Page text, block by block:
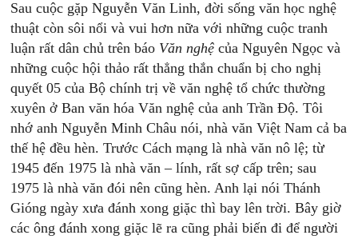
Sau cuộc gặp Nguyễn Văn Linh, đời sống văn học nghệ
thuật còn sôi nổi và vui hơn nữa với những cuộc tranh
luận rất dân chủ trên báo Văn nghệ của Nguyên Ngọc và
những cuộc hội thảo rất thẳng thắn chuẩn bị cho nghị
quyết 05 của Bộ chính trị về văn nghệ tổ chức thường
xuyên ở Ban văn hóa Văn nghệ của anh Trần Độ. Tôi
nhớ anh Nguyễn Minh Châu nói, nhà văn Việt Nam cả ba
thế hệ đều hèn. Trước Cách mạng là nhà văn nô lệ; từ
1945 đến 1975 là nhà văn – lính, rất sợ cấp trên; sau
1975 là nhà văn đói nên cũng hèn. Anh lại nói Thánh
Gióng ngày xưa đánh xong giặc thì bay lên trời. Bây giờ
các ông đánh xong giặc lẽ ra cũng phải biến đi để người